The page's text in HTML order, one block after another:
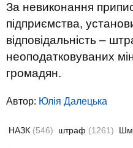
За невиконання
підприємства,
відповідальність –
неоподатковуваних
громадян.
Автор: Юлiя Далецька
НАЗК (546) штраф (1261)